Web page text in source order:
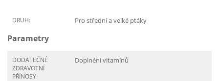
DRUH: Pro střední a velké ptáky
Parametry
DODATEČNÉ
ZDRAVOTNÍ
PŘÍNOSY:
Doplnění vitamínů